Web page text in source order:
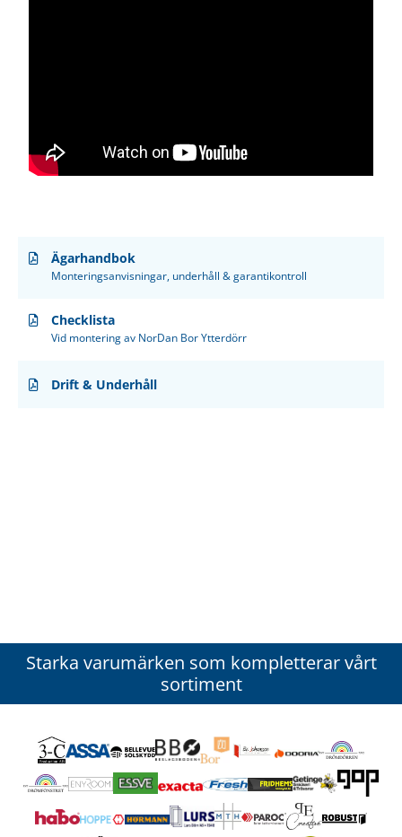
Ägarhandbok
Monteringsanvisningar, underhåll & garantikontroll
Checklista
Vid montering av NorDan Bor Ytterdörr
Drift & Underhåll
Starka varumärken som kompletterar vårt
sortiment